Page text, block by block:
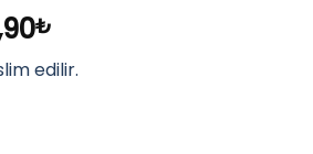
₺
andaki
fiyat:
edilir.